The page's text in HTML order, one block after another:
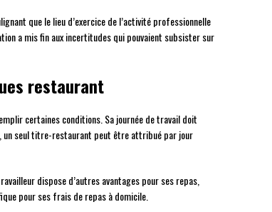
que le lieu d’exercice de l’activité professionnelle
a mis fin aux incertitudes qui pouvaient subsister sur
restaurant
certaines conditions. Sa journée de travail doit
un seul titre-restaurant peut être attribué par jour
dispose d’autres avantages pour ses repas,
pour ses frais de repas à domicile.